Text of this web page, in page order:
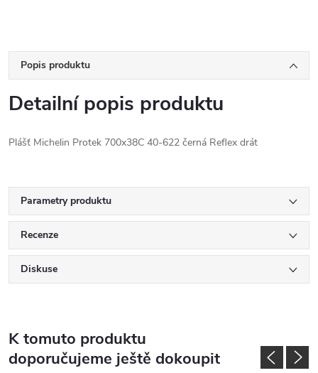
Popis produktu
Detailní popis produktu
Plášť Michelin Protek 700x38C 40-622 černá Reflex drát
Parametry produktu
Recenze
Diskuse
K tomuto produktu
doporučujeme ještě dokoupit